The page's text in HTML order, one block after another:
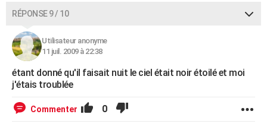
RÉPONSE 9 / 10
Utilisateur anonyme
11 juil. 2009 à 22:38
étant donné qu'il faisait nuit le ciel était noir étoilé et moi
j'étais troublée
Commenter 0